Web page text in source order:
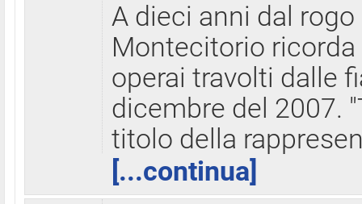
A dieci anni dal
Montecitorio
operai travolti dalle
dicembre del 2007.
titolo della
[...continua]